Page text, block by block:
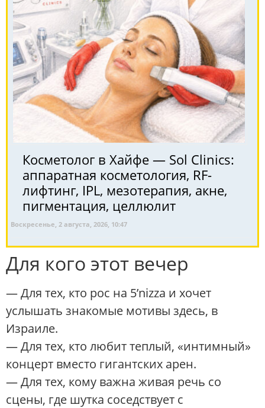
Косметолог в Хайфе — Sol Clinics:
аппаратная косметология, RF-
лифтинг, IPL, мезотерапия, акне,
пигментация, целлюлит
Воскресенье, 2 августа, 2026, 10:47
Для кого этот вечер
— Для тех, кто рос на 5’nizza и хочет
услышать знакомые мотивы здесь, в
Израиле.
— Для тех, кто любит теплый, «интимный»
концерт вместо гигантских арен.
— Для тех, кому важна живая речь со
сцены, где шутка соседствует с